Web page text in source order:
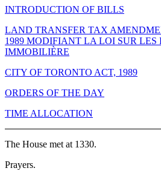
INTRODUCTION OF BILLS
LAND TRANSFER TAX
1989 MODIFIANT LA LOI SUR LES
IMMOBILIÈRE
CITY OF TORONTO ACT, 1989
ORDERS OF THE DAY
TIME ALLOCATION
The House met at 1330.
Prayers.